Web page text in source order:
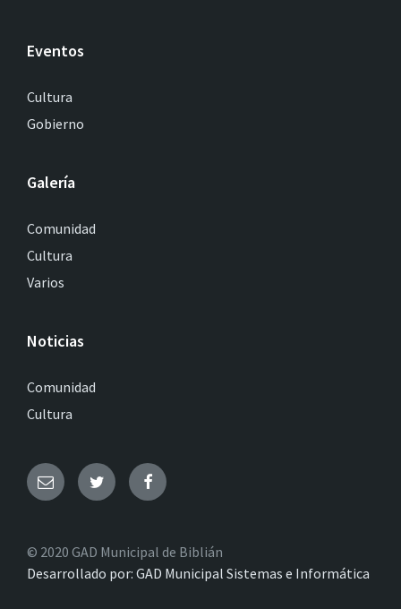
Eventos
Cultura
Gobierno
Galería
Comunidad
Cultura
Varios
Noticias
Comunidad
Cultura
© 2020 GAD Municipal de Biblián
Desarrollado por: GAD Municipal Sistemas e Informática